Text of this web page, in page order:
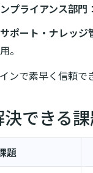
プライアンス部門
ポート・ナレッジ
。
ンで素早く信頼で
できる
題